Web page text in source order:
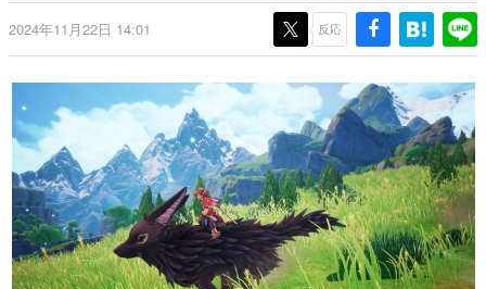
ゲーム世代の作家たち
ゲームに多大な影響を受けた作家さんに取材し、ゲームが
日本モバイルゲーム産業史
日本のモバイルゲーム史における主要なトピック・タイト
ルを網羅するほか、開発者へのインタビューや識者による
解説を掲載。約20年の歴史が一望できる決定版！
若ゲのいたり〜ゲームクリエイターの青春〜
『うつヌケ』『ペンと箸』等で知られるマンガ家・田中圭
一先生によるゲーム業界レポートマンガです。
2024年11月22日 14:01 反応